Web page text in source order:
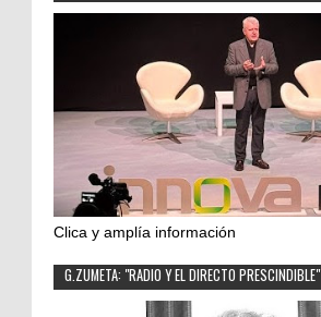
Clica y amplía información
G.ZUMETA: "RADIO Y EL DIRECTO PRESCINDIBLE"